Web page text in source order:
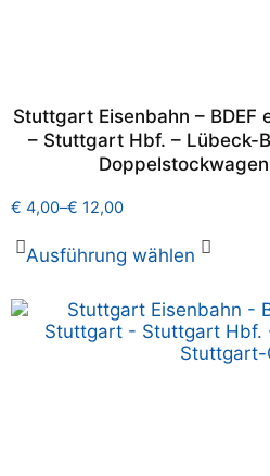
Stuttgart Eisenbahn – BDEF
– Stuttgart Hbf. – Lübeck-
€ 4,00–€ 12,00
Ausführung wählen